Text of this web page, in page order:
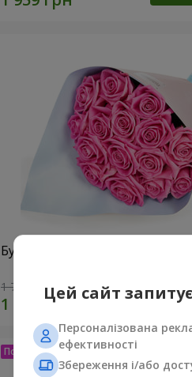
Букет "15 рожевих троянд"
1 716 грнЦей сайт
Персоналізована
ефективності
Збереження і/або